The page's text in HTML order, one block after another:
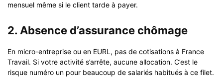
mensuel même si le client tarde à payer.
2. Absence d’assurance chômage
En micro-entreprise ou en EURL, pas de cotisations à France
Travail. Si votre activité s’arrête, aucune allocation. C’est le
risque numéro un pour beaucoup de salariés habitués à ce filet.